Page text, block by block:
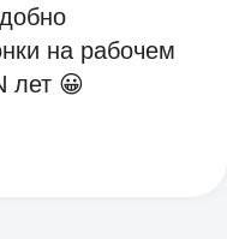
на рабочем
лет 😀